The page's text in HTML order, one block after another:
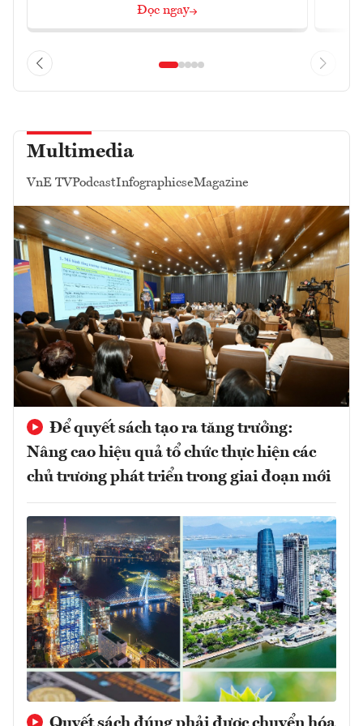
Đọc ngay
Multimedia
VnE TVPodcastInfographicseMagazine
Để quyết sách tạo ra tăng trưởng:
Nâng cao hiệu quả tổ chức thực hiện các
chủ trương phát triển trong giai đoạn mới